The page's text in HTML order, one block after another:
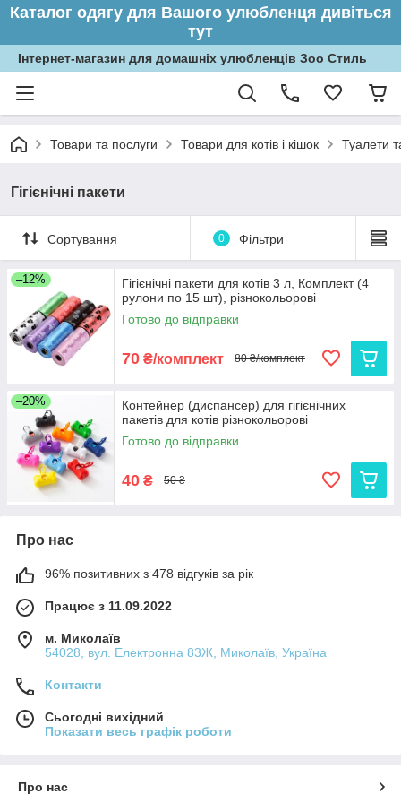
Каталог одягу для Вашого улюбленця дивіться
тут
Інтернет-магазин для домашніх улюбленців Зоо Стиль
Товари та послуги Товари для котів і кішок Туалети
Гігієнічні пакети
Сортування 0 Фільтри
–12%
Гігієнічні пакети для котів 3 л, Комплект (4
рулони по 15 шт), різнокольорові
Готово до відправки
70 ₴/комплект 80 ₴/комплект
–20%
Контейнер (диспансер) для гігієнічних
пакетів для котів різнокольорові
Готово до відправки
40 ₴ 50 ₴
Про нас
96% позитивних з 478 відгуків за рік
Працює з 11.09.2022
м. Миколаїв
54028, вул. Електронна 83Ж, Миколаїв, Україна
Контакти
Сьогодні вихідний
Показати весь графік роботи
Про нас